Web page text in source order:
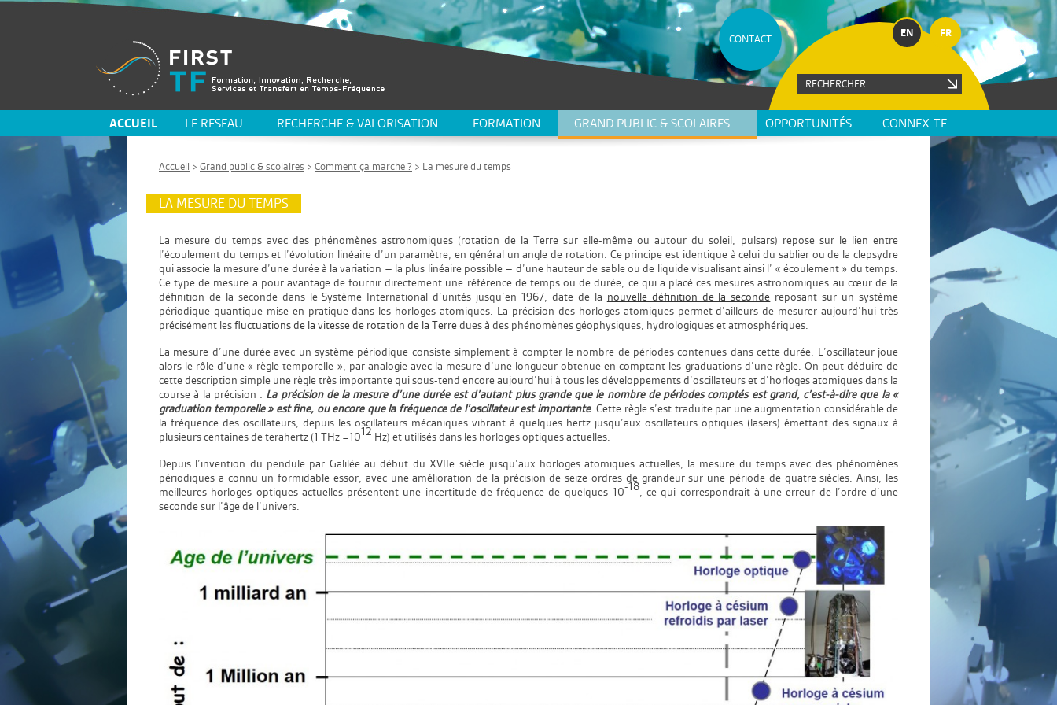
EN FR
CONTACT
ACCUEIL LE RESEAU RECHERCHE & VALORISATION FORMATION GRAND PUBLIC & SCOLAIRES OPPORTUNITÉS CONNEX-TF
Accueil > Grand public & scolaires > Comment ça marche ? > La mesure du temps
LA MESURE DU TEMPS
La mesure du temps avec des phénomènes astronomiques (rotation de la Terre sur elle-même ou autour du soleil, pulsars) repose sur le lien entre
l’écoulement du temps et l’évolution linéaire d’un paramètre, en général un angle de rotation. Ce principe est identique à celui du sablier ou de la clepsydre
qui associe la mesure d’une durée à la variation – la plus linéaire possible – d’une hauteur de sable ou de liquide visualisant ainsi l’ « écoulement » du temps.
Ce type de mesure a pour avantage de fournir directement une référence de temps ou de durée, ce qui a placé ces mesures astronomiques au cœur de la
définition de la seconde dans le Système International d’unités jusqu’en 1967, date de la nouvelle définition de la seconde reposant sur un système
périodique quantique mise en pratique dans les horloges atomiques. La précision des horloges atomiques permet d’ailleurs de mesurer aujourd’hui très
précisément lesfluctuations de la vitesse de rotation de la Terredues à des phénomènes géophysiques, hydrologiques et atmosphériques.
La mesure d’une durée avec un système périodique consiste simplement à compter le nombre de périodes contenues dans cette durée. L’oscillateur joue
alors le rôle d’une « règle temporelle », par analogie avec la mesure d’une longueur obtenue en comptant les graduations d’une règle. On peut déduire de
cette description simple une règle très importante qui sous-tend encore aujourd’hui à tous les développements d’oscillateurs et d’horloges atomiques dans la
course à la précision : La précision de la mesure d’une durée est d’autant plus grande que le nombre de périodes comptés est grand, c’est-à-dire que la «
graduation temporelle » est fine, ou encore que la fréquence de l’oscillateur est importante. Cette règle s’est traduite par une augmentation considérable de
la fréquence des oscillateurs, depuis les oscillateurs mécaniques vibrant à quelques hertz jusqu’aux oscillateurs optiques (lasers) émettant des signaux à
plusieurs centaines de terahertz (1 THz =1012 Hz) et utilisés dans les horloges optiques actuelles.
Depuis l’invention du pendule par Galilée au début du XVIIe siècle jusqu’aux horloges atomiques actuelles, la mesure du temps avec des phénomènes
périodiques a connu un formidable essor, avec une amélioration de la précision de seize ordres de grandeur sur une période de quatre siècles. Ainsi, les
meilleures horloges optiques actuelles présentent une incertitude de fréquence de quelques 10-18, ce qui correspondrait à une erreur de l’ordre d’une
seconde sur l’âge de l’univers.